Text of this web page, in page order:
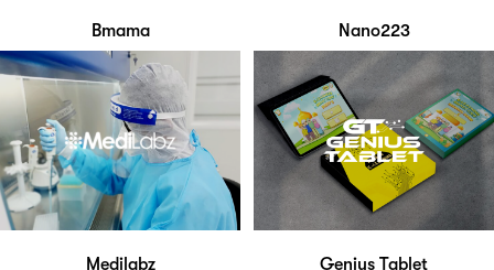
Bmama Nano223
Medilabz Genius Tablet